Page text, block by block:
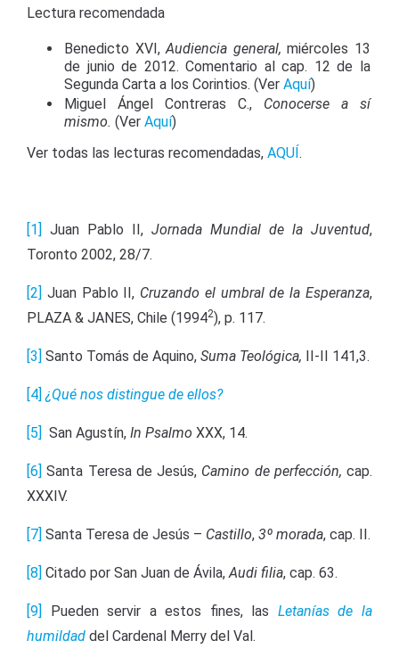
Lectura recomendada
Benedicto XVI,Audiencia general,miércoles 13
de junio de 2012. Comentario al cap. 12 de la
Segunda Carta a los Corintios. (Ver Aquí)
Miguel Ángel Contreras C., Conocerse a sí
mismo. (Ver Aquí)
Ver todas las lecturas recomendadas, AQUÍ.
[1] Juan Pablo II, Jornada Mundial de la Juventud,
Toronto 2002, 28/7.
[2] Juan Pablo II, Cruzando el umbral de la Esperanza,
PLAZA & JANES, Chile (19942), p. 117.
[3] Santo Tomás de Aquino, Suma Teológica, II-II 141,3.
[4] ¿Qué nos distingue de ellos?
[5] San Agustín, In Psalmo XXX, 14.
[6] Santa Teresa de Jesús, Camino de perfección, cap.
XXXIV.
[7] Santa Teresa de Jesús – Castillo, 3º morada, cap. II.
[8] Citado por San Juan de Ávila,Audi filia, cap. 63.
[9] Pueden servir a estos fines, las Letanías de la
humildad del Cardenal Merry del Val.